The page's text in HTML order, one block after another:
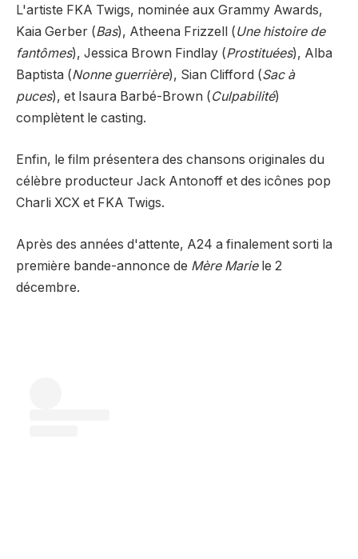
L'artiste FKA Twigs, nominée aux Grammy Awards,
Kaia Gerber (Bas), Atheena Frizzell (Une histoire de
fantômes), Jessica Brown Findlay (Prostituées), Alba
Baptista (Nonne guerrière), Sian Clifford (Sac à
puces), et Isaura Barbé-Brown (Culpabilité)
complètent le casting.
Enfin, le film présentera des chansons originales du
célèbre producteur Jack Antonoff et des icônes pop
Charli XCX et FKA Twigs.
Après des années d'attente, A24 a finalement sorti la
première bande-annonce de Mère Mariele 2
décembre.